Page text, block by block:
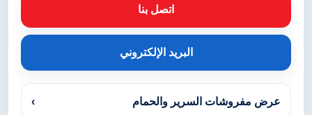
اتصل بنا
البريد الإلكتروني
عرض مفروشات السرير والحمام ›